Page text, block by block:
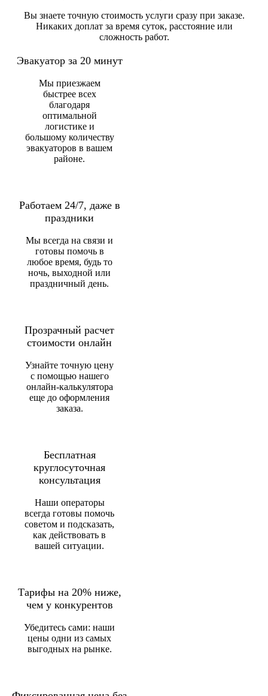
Вы знаете точную стоимость услуги сразу при заказе.
Никаких доплат за время суток, расстояние или
сложность работ.
Эвакуатор за 20 минут
Мы приезжаем
быстрее всех
благодаря
оптимальной
логистике и
большому количеству
эвакуаторов в вашем
районе.
Работаем 24/7, даже в
праздники
Мы всегда на связи и
готовы помочь в
любое время, будь то
ночь, выходной или
праздничный день.
Прозрачный расчет
стоимости онлайн
Узнайте точную цену
с помощью нашего
онлайн-калькулятора
еще до оформления
заказа.
Бесплатная
круглосуточная
консультация
Наши операторы
всегда готовы помочь
советом и подсказать,
как действовать в
вашей ситуации.
Тарифы на 20% ниже,
чем у конкурентов
Убедитесь сами: наши
цены одни из самых
выгодных на рынке.